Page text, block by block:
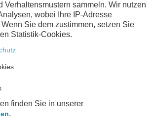
english
Verhaltensmustern sammeln. Wir nutzen
wobei Ihre IP-Adresse
Sie dem zustimmen, setzen Sie
Statistik-Cookies.
finden Sie in unserer
.